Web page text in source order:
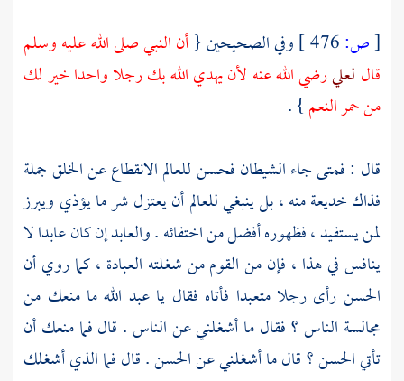
[ص: وفي الصحيحين {أن النبي صلى الله عليه وسلم
قال لعليرضي الله عنه لأن يهدي الله بك رجلا واحدا خير لك
من حمر النعم} .
قال : فمتى جاء الشيطان فحسن للعالم الانقطاع عن الخلق جملة
فذاك خديعة منه ، بل ينبغي للعالم أن يعتزل شر ما يؤذي ويبرز
لمن يستفيد ، فظهوره أفضل من اختفائه . والعابد إن كان عابدا لا
ينافس في هذا ، فإن من القوم من شغلته العبادة ، كما روي أن
الحسن رأى رجلا متعبدا فأتاه فقال يا عبد الله ما منعك من
مجالسة الناس ؟ فقال ما أشغلني عن الناس . قال فما منعك أن
تأتيالحسن؟ قال ما أشغلني عنالحسن. قال فما الذي أشغلك